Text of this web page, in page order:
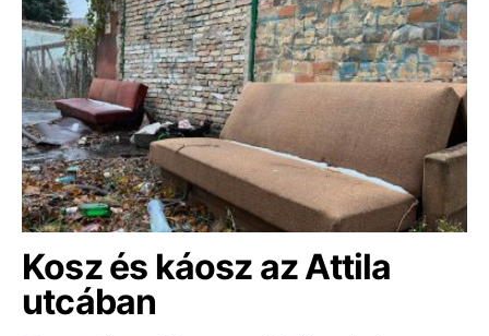
Kosz és káosz az Attila
utcában